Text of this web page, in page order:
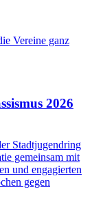
Vereine ganz
2026
Stadtjugendring
gemeinsam mit
und engagierten
gegen